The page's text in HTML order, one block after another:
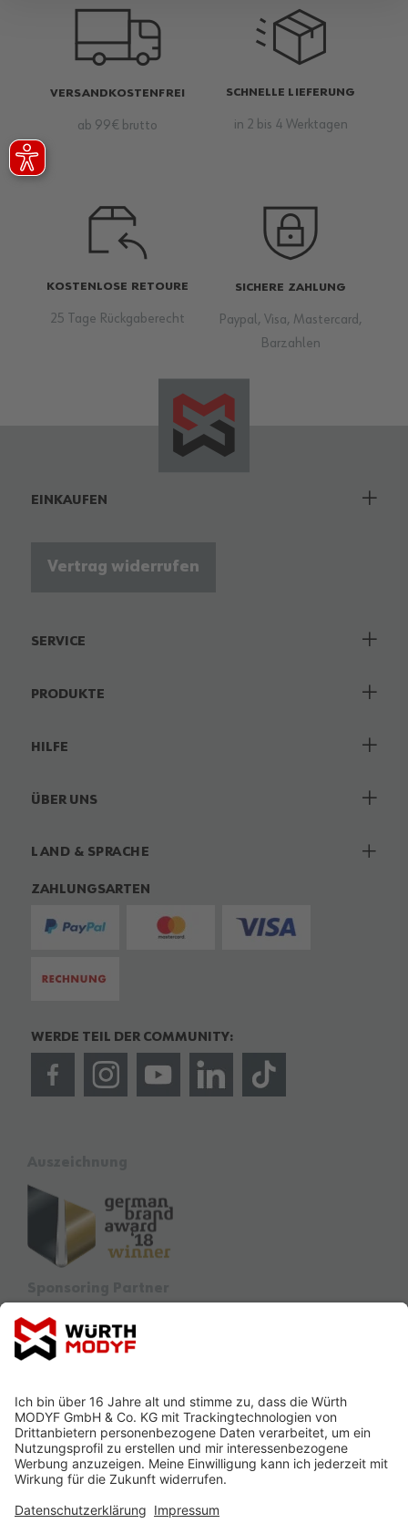
VERSANDKOSTENFREI
ab 99€ brutto
SCHNELLE LIEFERUNG
in 2 bis 4 Werktagen
KOSTENLOSE RETOURE
25 Tage Rückgaberecht
SICHERE ZAHLUNG
Paypal, Visa, Mastercard,
Barzahlen
EINKAUFEN
Vertrag widerrufen
SERVICE
PRODUKTE
HILFE
ÜBER UNS
LAND & SPRACHE
ZAHLUNGSARTEN
WERDE TEIL DER COMMUNITY:
Ausbildung